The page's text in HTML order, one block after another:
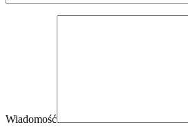
Wiadomość